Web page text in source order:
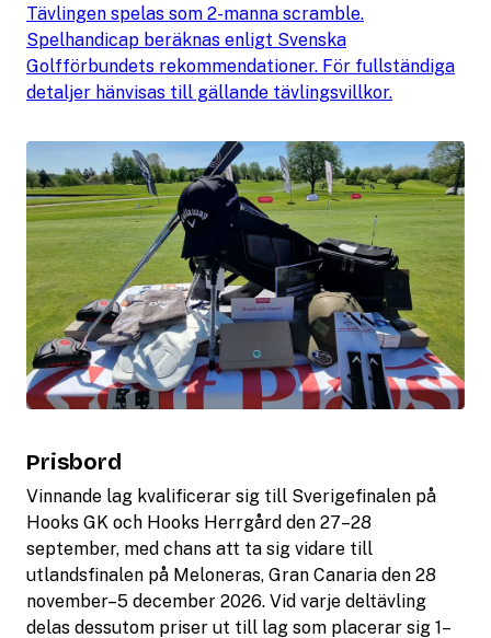
Tävlingen spelas som 2-manna scramble.
Spelhandicap beräknas enligt Svenska
Golfförbundets rekommendationer. För fullständiga
detaljer hänvisas till gällande tävlingsvillkor.
Prisbord
Vinnande lag kvalificerar sig till Sverigefinalen på
Hooks GK och Hooks Herrgård den 27–28
september, med chans att ta sig vidare till
utlandsfinalen på Meloneras, Gran Canaria den 28
november–5 december 2026. Vid varje deltävling
delas dessutom priser ut till lag som placerar sig 1–